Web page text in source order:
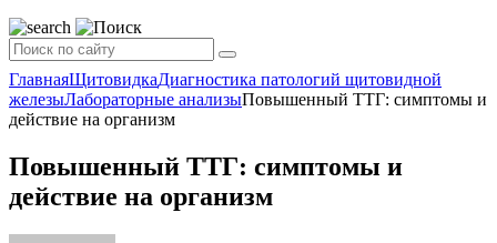
ГлавнаяЩитовидкаДиагностика патологий щитовидной
железыЛабораторные анализыПовышенный ТТГ: симптомы и
действие на организм
Повышенный ТТГ: симптомы и
действие на организм